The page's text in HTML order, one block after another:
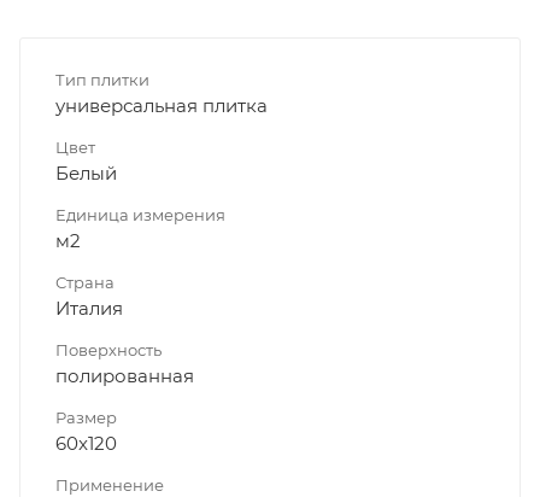
Тип плитки
универсальная плитка
Цвет
Белый
Единица измерения
м2
Страна
Италия
Поверхность
полированная
Размер
60x120
Применение